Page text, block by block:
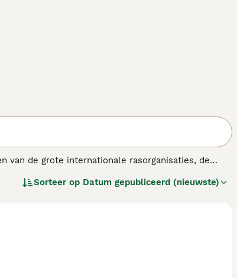
van de grote internationale rasorganisaties, de
zeker hoe de pups er uit zullen zien, vooral als
Sorteer op Datum gepubliceerd (nieuwste)